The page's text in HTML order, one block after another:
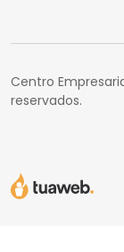
Centro
reservados.